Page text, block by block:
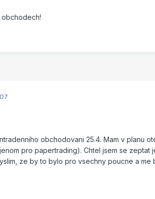
obchodovani 25.4. Mam v planu
pro papertrading). Chtel jsem se
ze by to bylo pro vsechny poucne a me